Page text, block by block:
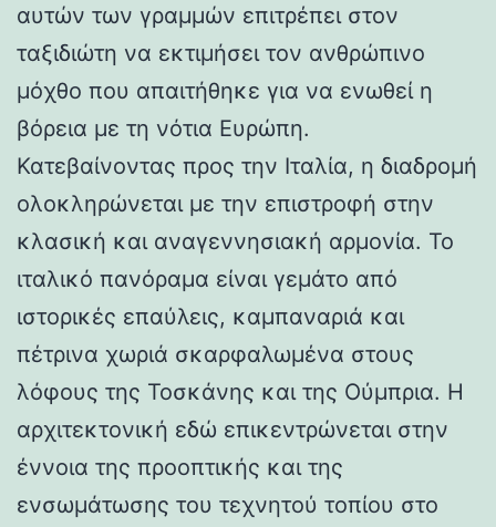
αυτών των γραμμών επιτρέπει στον
ταξιδιώτη να εκτιμήσει τον ανθρώπινο
μόχθο που απαιτήθηκε για να ενωθεί η
βόρεια με τη νότια Ευρώπη.
Κατεβαίνοντας προς την Ιταλία, η διαδρομή
ολοκληρώνεται με την επιστροφή στην
κλασική και αναγεννησιακή αρμονία. Το
ιταλικό πανόραμα είναι γεμάτο από
ιστορικές επαύλεις, καμπαναριά και
πέτρινα χωριά σκαρφαλωμένα στους
λόφους της Τοσκάνης και της Ούμπρια. Η
αρχιτεκτονική εδώ επικεντρώνεται στην
έννοια της προοπτικής και της
ενσωμάτωσης του τεχνητού τοπίου στο